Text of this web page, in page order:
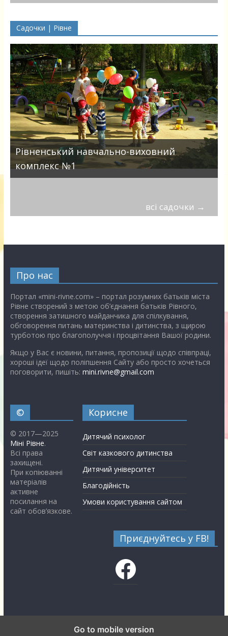
Садочки | Рівне
Рівненський навчально-виховний
комплекс №1
всі садочки →
Про нас
Портал «mini-rivne.com» – портал розумних батьків міста
Рівне створений з метою об’єднання батьків Рівного,
створення затишного майданчика для спілкування,
обговорення питань материнства і дитинства, з щирою
турботою про благополуччя і процвітання Вашої родини.
Якщо у Вас є новини, питання, пропозиції щодо співпраці,
хороші ідеї щодо поліпшення Сайту або просто хочеться
поговорити, пишіть: mini.rivne@gmail.com
©
© 2017—2025
Міні Рівне.
Всі права
захищені.
При копіюванні
матеріалів
активне
посилання на
сайт обов’язкове.
Корисне
Дитячий психолог
Світ казкового дитинства
Дитячий університет
Благодійність
Умови користування сайтом
Приєднуйтесь у FB!
Facebook
Go to mobile version